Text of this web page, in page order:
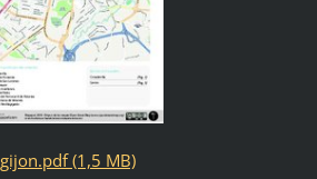
gijon.pdf (1,5 MB)